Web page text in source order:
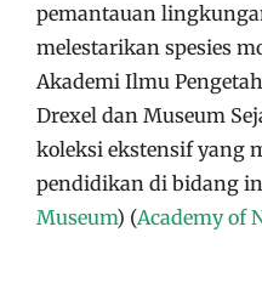
pemantauan
melestarikan spesies
Akademi Ilmu
Drexel dan Museum
koleksi ekstensif yang
pendidikan di bidang
Museum) (Academy of